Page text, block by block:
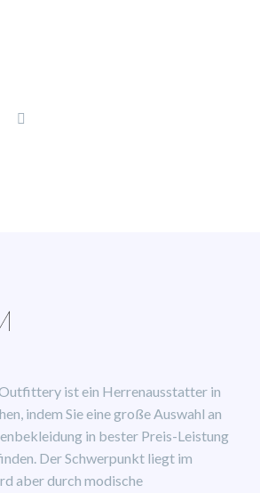
ist ein Herrenausstatter in
indem Sie eine große Auswahl an
in bester Preis-Leistung
Der Schwerpunkt liegt im
aber durch modische